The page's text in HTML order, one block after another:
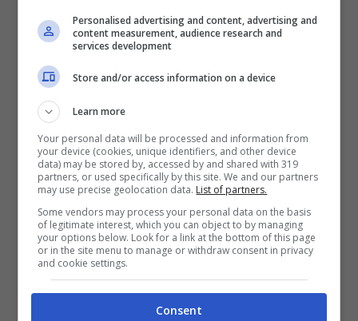
Magalli e Solenghi.
Intanto la sua situazione sentimentale ce la
ricorda
poi al motociclista
dimenticare i numerosi calendari in cui
posa nuda, sponsorizzati dai mensili Max e
Maxim.
Nel 2000 Anna diviene la madrina della
sua squadra del cuore, la S.S. Lazio e
con Se devi dire una
Personalised advertising and content, advertising and
content measurement, audience research and
services development
Store and/or access information on a device
Learn more
Your personal data will be processed and information from
your device (cookies, unique identifiers, and other device
data) may be stored by, accessed by and shared with 319
partners, or used specifically by this site. We and our partners
may use precise geolocation data. List of partners.
Some vendors may process your personal data on the basis
of legitimate interest, which you can object to by managing
your options below. Look for a link at the bottom of this page
or in the site menu to manage or withdraw consent in privacy
and cookie settings.
Consent